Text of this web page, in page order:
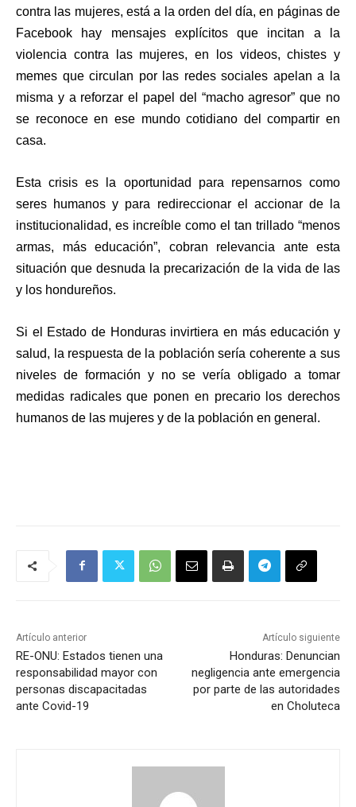
contra las mujeres, está a la orden del día, en páginas de
Facebook hay mensajes explícitos que incitan a la
violencia contra las mujeres, en los videos, chistes y
memes que circulan por las redes sociales apelan a la
misma y a reforzar el papel del “macho agresor” que no
se reconoce en ese mundo cotidiano del compartir en
casa.
Esta crisis es la oportunidad para repensarnos como
seres humanos y para redireccionar el accionar de la
institucionalidad, es increíble como el tan trillado “menos
armas, más educación”, cobran relevancia ante esta
situación que desnuda la precarización de la vida de las
y los hondureños.
Si el Estado de Honduras invirtiera en más educación y
salud, la respuesta de la población sería coherente a sus
niveles de formación y no se vería obligado a tomar
medidas radicales que ponen en precario los derechos
humanos de las mujeres y de la población en general.
Artículo anterior
RE-ONU: Estados tienen una
responsabilidad mayor con
personas discapacitadas
ante Covid-19
Artículo siguiente
Honduras: Denuncian
negligencia ante emergencia
por parte de las autoridades
en Choluteca